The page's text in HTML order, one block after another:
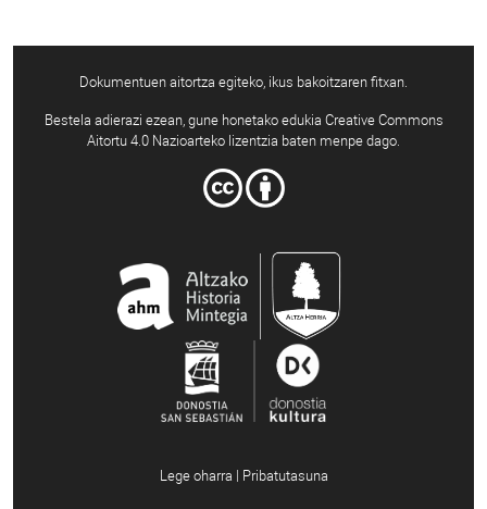
Dokumentuen aitortza egiteko, ikus bakoitzaren fitxan.
Bestela adierazi ezean, gune honetako edukia Creative Commons
Aitortu 4.0 Nazioarteko lizentzia baten menpe dago.
Lege oharra | Pribatutasuna